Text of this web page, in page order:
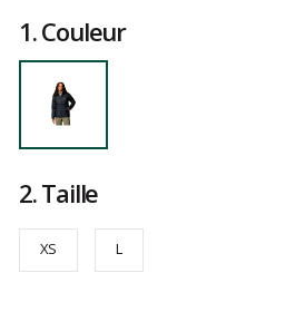
1.Couleur
2.Taille
XS L